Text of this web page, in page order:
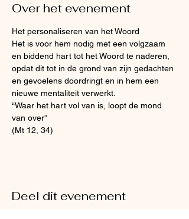
Over het evenement
Het personaliseren van het Woord
Het is voor hem nodig met een volgzaam
en biddend hart tot het Woord te naderen,
opdat dit tot in de grond van zijn gedachten
en gevoelens doordringt en in hem een
nieuwe mentaliteit verwerkt.
“Waar het hart vol van is, loopt de mond
van over”
(Mt 12, 34)
Deel dit evenement